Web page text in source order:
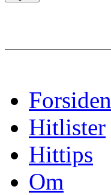
Forsiden
Hitlister
Hittips
Om